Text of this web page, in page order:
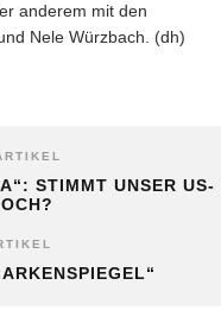
anderem mit den
Nele Würzbach. (dh)
STIMMT UNSER US-